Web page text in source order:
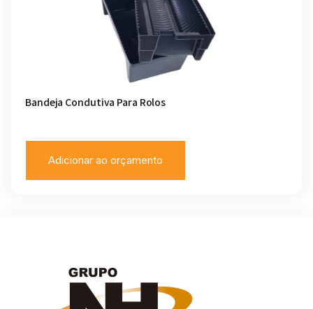
Bandeja Condutiva Para Rolos
Adicionar ao orçamento